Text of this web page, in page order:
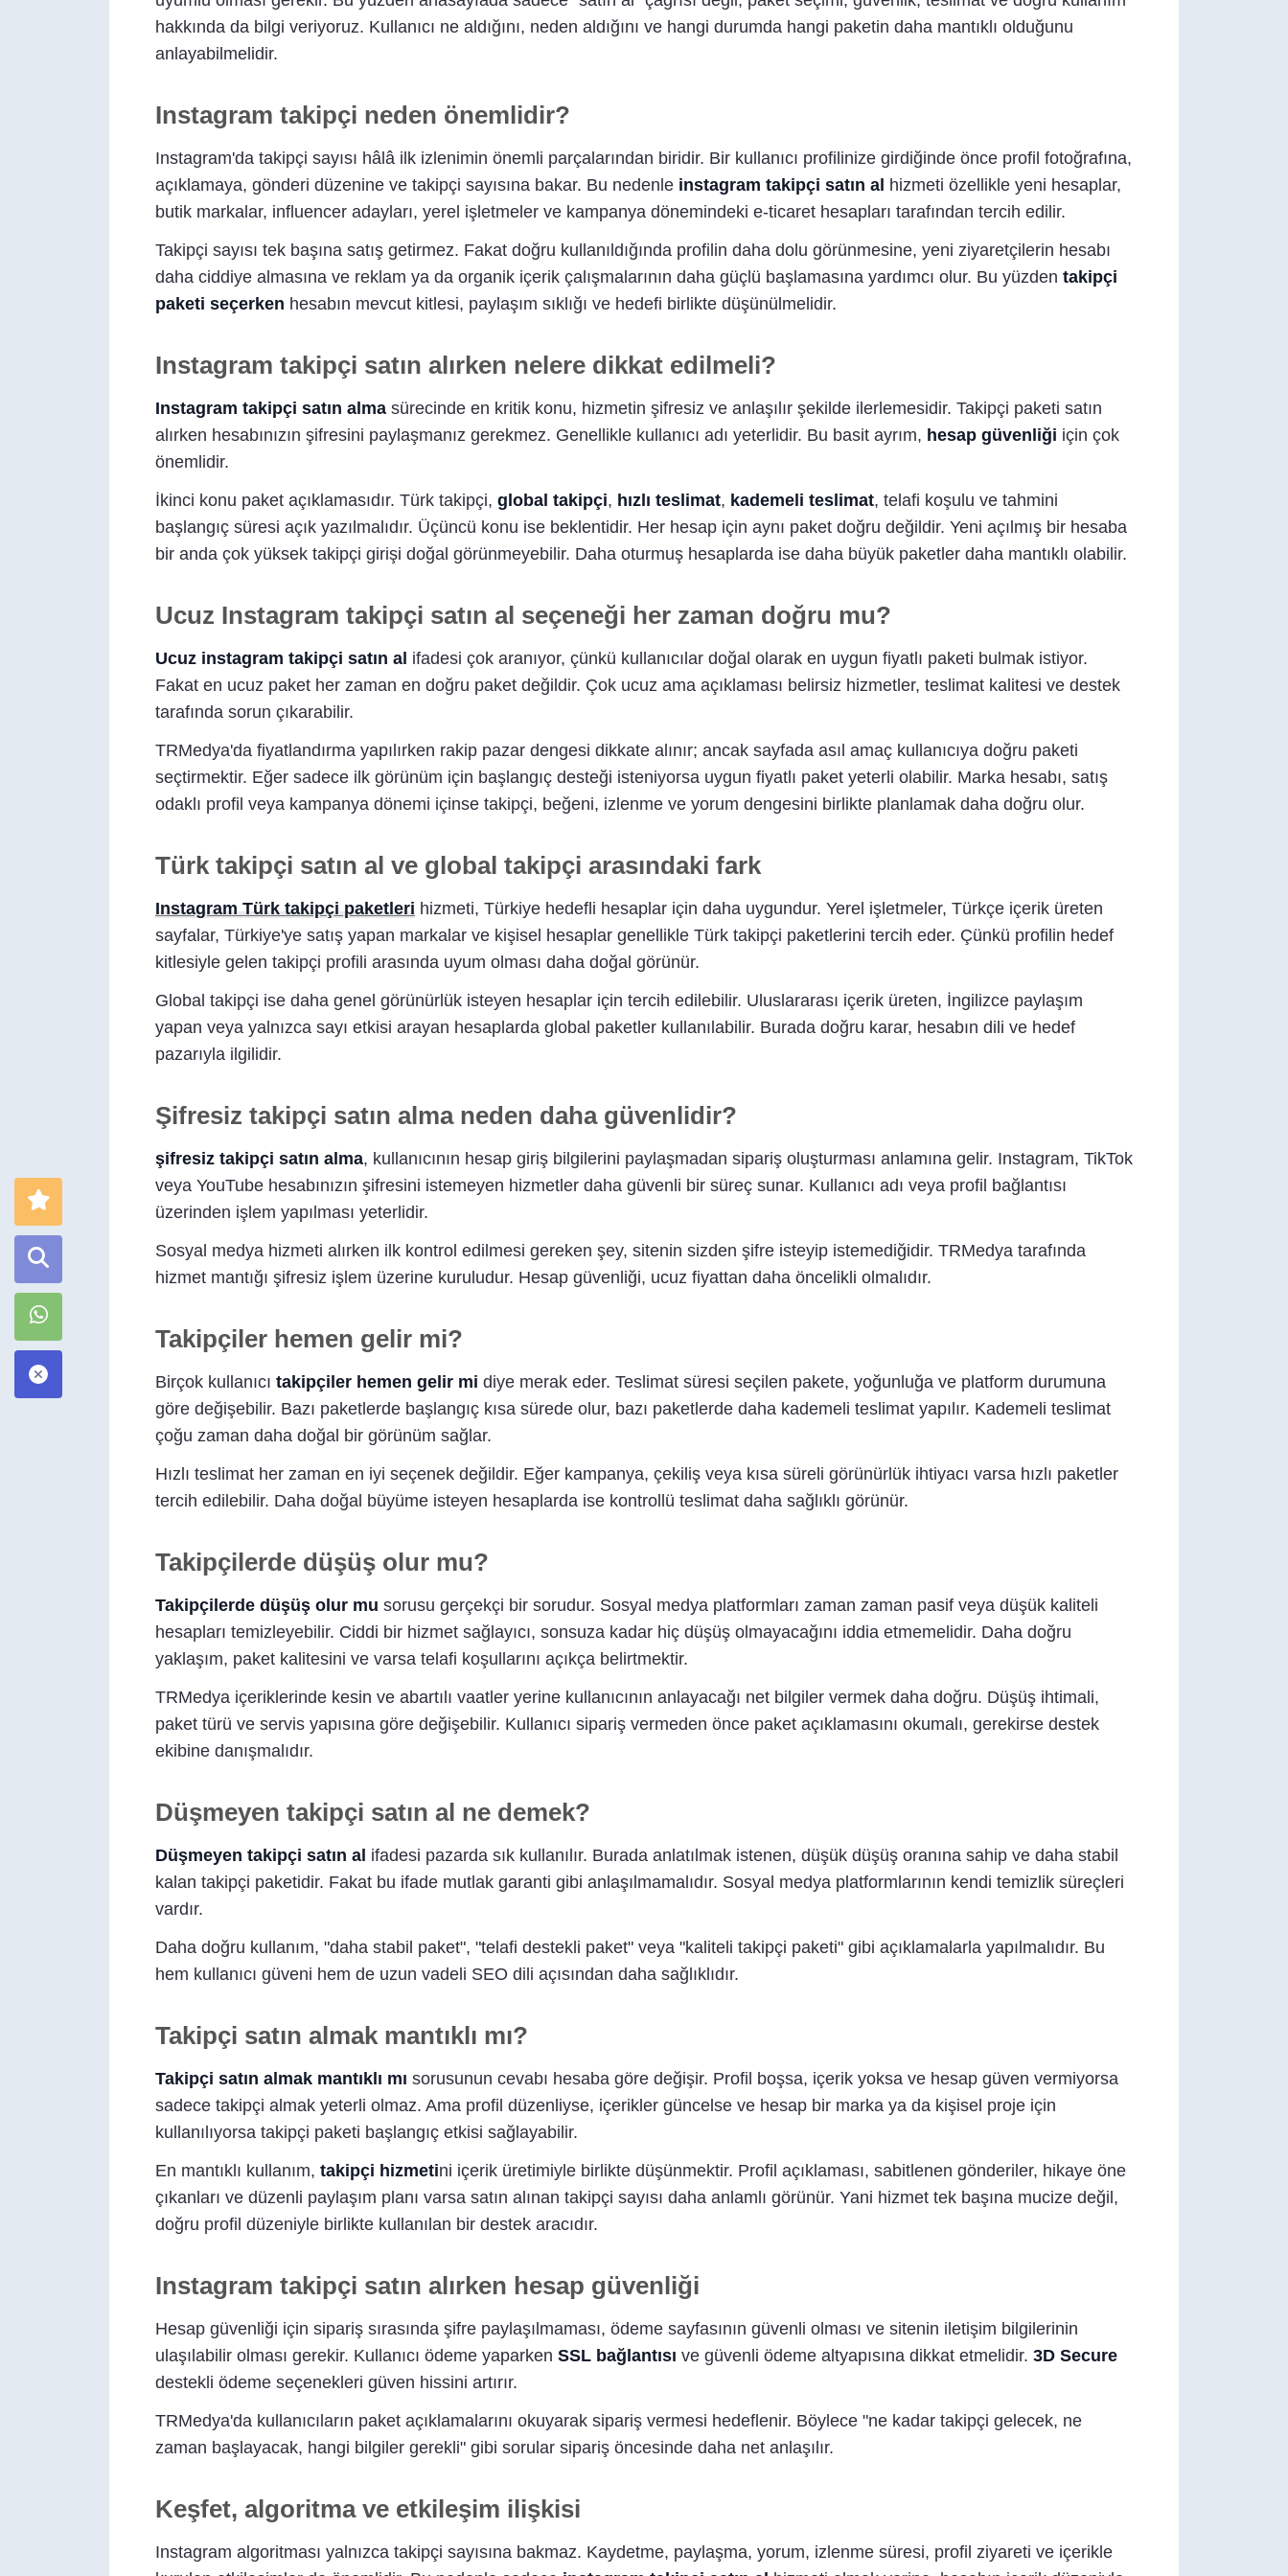
hakkında da bilgi veriyoruz. Kullanıcı ne aldığını, neden aldığını ve hangi durumda hangi paketin daha mantıklı olduğunu
anlayabilmelidir.
Instagram takipçi neden önemlidir?
Instagram'da takipçi sayısı hâlâ ilk izlenimin önemli parçalarından biridir. Bir kullanıcı profilinize girdiğinde önce profil fotoğrafına,
açıklamaya, gönderi düzenine ve takipçi sayısına bakar. Bu nedenle instagram takipçi satın al hizmeti özellikle yeni hesaplar,
butik markalar, influencer adayları, yerel işletmeler ve kampanya dönemindeki e-ticaret hesapları tarafından tercih edilir.
Takipçi sayısı tek başına satış getirmez. Fakat doğru kullanıldığında profilin daha dolu görünmesine, yeni ziyaretçilerin hesabı
daha ciddiye almasına ve reklam ya da organik içerik çalışmalarının daha güçlü başlamasına yardımcı olur. Bu yüzden takipçi
paketi seçerken hesabın mevcut kitlesi, paylaşım sıklığı ve hedefi birlikte düşünülmelidir.
Instagram takipçi satın alırken nelere dikkat edilmeli?
Instagram takipçi satın alma sürecinde en kritik konu, hizmetin şifresiz ve anlaşılır şekilde ilerlemesidir. Takipçi paketi satın
alırken hesabınızın şifresini paylaşmanız gerekmez. Genellikle kullanıcı adı yeterlidir. Bu basit ayrım, hesap güvenliği için çok
önemlidir.
İkinci konu paket açıklamasıdır. Türk takipçi, global takipçi, hızlı teslimat, kademeli teslimat, telafi koşulu ve tahmini
başlangıç süresi açık yazılmalıdır. Üçüncü konu ise beklentidir. Her hesap için aynı paket doğru değildir. Yeni açılmış bir hesaba
bir anda çok yüksek takipçi girişi doğal görünmeyebilir. Daha oturmuş hesaplarda ise daha büyük paketler daha mantıklı olabilir.
Ucuz Instagram takipçi satın al seçeneği her zaman doğru mu?
Ucuz instagram takipçi satın al ifadesi çok aranıyor, çünkü kullanıcılar doğal olarak en uygun fiyatlı paketi bulmak istiyor.
Fakat en ucuz paket her zaman en doğru paket değildir. Çok ucuz ama açıklaması belirsiz hizmetler, teslimat kalitesi ve destek
tarafında sorun çıkarabilir.
TRMedya'da fiyatlandırma yapılırken rakip pazar dengesi dikkate alınır; ancak sayfada asıl amaç kullanıcıya doğru paketi
seçtirmektir. Eğer sadece ilk görünüm için başlangıç desteği isteniyorsa uygun fiyatlı paket yeterli olabilir. Marka hesabı, satış
odaklı profil veya kampanya dönemi içinse takipçi, beğeni, izlenme ve yorum dengesini birlikte planlamak daha doğru olur.
Türk takipçi satın al ve global takipçi arasındaki fark
Instagram Türk takipçi paketleri hizmeti, Türkiye hedefli hesaplar için daha uygundur. Yerel işletmeler, Türkçe içerik üreten
sayfalar, Türkiye'ye satış yapan markalar ve kişisel hesaplar genellikle Türk takipçi paketlerini tercih eder. Çünkü profilin hedef
kitlesiyle gelen takipçi profili arasında uyum olması daha doğal görünür.
Global takipçi ise daha genel görünürlük isteyen hesaplar için tercih edilebilir. Uluslararası içerik üreten, İngilizce paylaşım
yapan veya yalnızca sayı etkisi arayan hesaplarda global paketler kullanılabilir. Burada doğru karar, hesabın dili ve hedef
pazarıyla ilgilidir.
Şifresiz takipçi satın alma neden daha güvenlidir?
şifresiz takipçi satın alma, kullanıcının hesap giriş bilgilerini paylaşmadan sipariş oluşturması anlamına gelir. Instagram, TikTok
veya YouTube hesabınızın şifresini istemeyen hizmetler daha güvenli bir süreç sunar. Kullanıcı adı veya profil bağlantısı
üzerinden işlem yapılması yeterlidir.
Sosyal medya hizmeti alırken ilk kontrol edilmesi gereken şey, sitenin sizden şifre isteyip istemediğidir. TRMedya tarafında
hizmet mantığı şifresiz işlem üzerine kuruludur. Hesap güvenliği, ucuz fiyattan daha öncelikli olmalıdır.
Takipçiler hemen gelir mi?
Birçok kullanıcı takipçiler hemen gelir mi diye merak eder. Teslimat süresi seçilen pakete, yoğunluğa ve platform durumuna
göre değişebilir. Bazı paketlerde başlangıç kısa sürede olur, bazı paketlerde daha kademeli teslimat yapılır. Kademeli teslimat
çoğu zaman daha doğal bir görünüm sağlar.
Hızlı teslimat her zaman en iyi seçenek değildir. Eğer kampanya, çekiliş veya kısa süreli görünürlük ihtiyacı varsa hızlı paketler
tercih edilebilir. Daha doğal büyüme isteyen hesaplarda ise kontrollü teslimat daha sağlıklı görünür.
Takipçilerde düşüş olur mu?
Takipçilerde düşüş olur mu sorusu gerçekçi bir sorudur. Sosyal medya platformları zaman zaman pasif veya düşük kaliteli
hesapları temizleyebilir. Ciddi bir hizmet sağlayıcı, sonsuza kadar hiç düşüş olmayacağını iddia etmemelidir. Daha doğru
yaklaşım, paket kalitesini ve varsa telafi koşullarını açıkça belirtmektir.
TRMedya içeriklerinde kesin ve abartılı vaatler yerine kullanıcının anlayacağı net bilgiler vermek daha doğru. Düşüş ihtimali,
paket türü ve servis yapısına göre değişebilir. Kullanıcı sipariş vermeden önce paket açıklamasını okumalı, gerekirse destek
ekibine danışmalıdır.
Düşmeyen takipçi satın al ne demek?
Düşmeyen takipçi satın al ifadesi pazarda sık kullanılır. Burada anlatılmak istenen, düşük düşüş oranına sahip ve daha stabil
kalan takipçi paketidir. Fakat bu ifade mutlak garanti gibi anlaşılmamalıdır. Sosyal medya platformlarının kendi temizlik süreçleri
vardır.
Daha doğru kullanım, "daha stabil paket", "telafi destekli paket" veya "kaliteli takipçi paketi" gibi açıklamalarla yapılmalıdır. Bu
hem kullanıcı güveni hem de uzun vadeli SEO dili açısından daha sağlıklıdır.
Takipçi satın almak mantıklı mı?
Takipçi satın almak mantıklı mı sorusunun cevabı hesaba göre değişir. Profil boşsa, içerik yoksa ve hesap güven vermiyorsa
sadece takipçi almak yeterli olmaz. Ama profil düzenliyse, içerikler güncelse ve hesap bir marka ya da kişisel proje için
kullanılıyorsa takipçi paketi başlangıç etkisi sağlayabilir.
En mantıklı kullanım, takipçi hizmetini içerik üretimiyle birlikte düşünmektir. Profil açıklaması, sabitlenen gönderiler, hikaye öne
çıkanları ve düzenli paylaşım planı varsa satın alınan takipçi sayısı daha anlamlı görünür. Yani hizmet tek başına mucize değil,
doğru profil düzeniyle birlikte kullanılan bir destek aracıdır.
Instagram takipçi satın alırken hesap güvenliği
Hesap güvenliği için sipariş sırasında şifre paylaşılmaması, ödeme sayfasının güvenli olması ve sitenin iletişim bilgilerinin
ulaşılabilir olması gerekir. Kullanıcı ödeme yaparken SSL bağlantısı ve güvenli ödeme altyapısına dikkat etmelidir. 3D Secure
destekli ödeme seçenekleri güven hissini artırır.
TRMedya'da kullanıcıların paket açıklamalarını okuyarak sipariş vermesi hedeflenir. Böylece "ne kadar takipçi gelecek, ne
zaman başlayacak, hangi bilgiler gerekli" gibi sorular sipariş öncesinde daha net anlaşılır.
Keşfet, algoritma ve etkileşim ilişkisi
Instagram algoritması yalnızca takipçi sayısına bakmaz. Kaydetme, paylaşma, yorum, izlenme süresi, profil ziyareti ve içerikle